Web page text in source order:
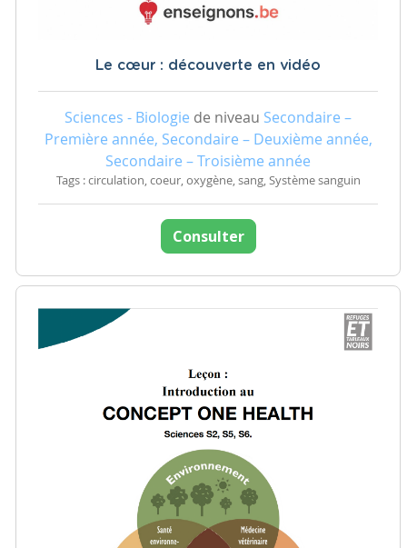
Le cœur : découverte en vidéo
Sciences - Biologie de niveau Secondaire –
Première année, Secondaire – Deuxième année,
Secondaire – Troisième année
Tags : circulation, coeur, oxygène, sang, Système sanguin
Consulter